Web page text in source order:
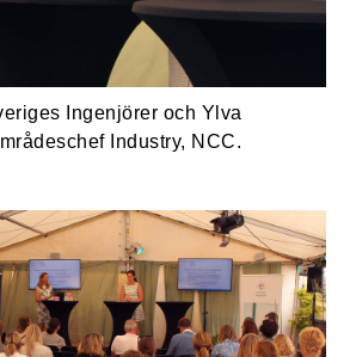
Ingenjörer och Ylva
Industry, NCC.